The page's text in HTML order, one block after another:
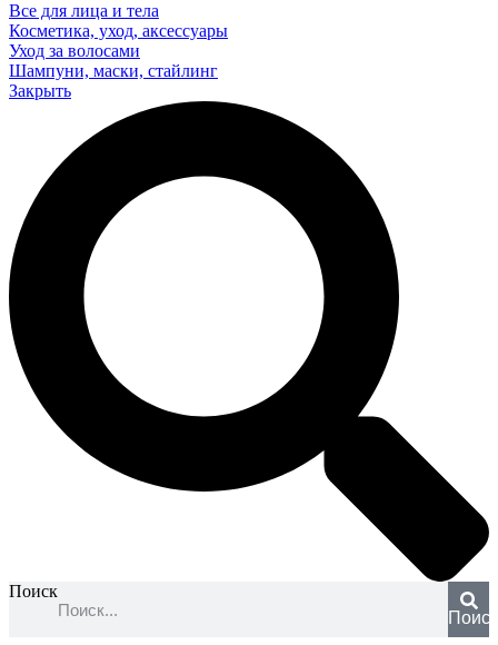
Все для лица и тела
Косметика, уход, аксессуары
Уход за волосами
Шампуни, маски, стайлинг
Закрыть
Поиск
Поиск